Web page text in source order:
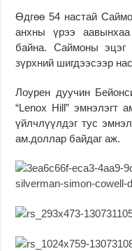
Өдгөө 54 настай
анхны үрээ
байна. Саймоны
зүрхний шигдээсээр
Лоурен дуучин
“Lenox Hill” эмнэлэгт
үйлчлүүлдэг тус
ам.доллар байдаг аж.